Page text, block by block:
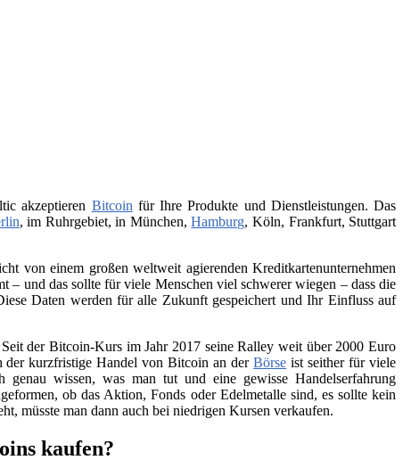
akzeptieren Bitcoin für Ihre Produkte und Dienstleistungen. Das
, im Ruhrgebiet, in München,Hamburg, Köln, Frankfurt, Stuttgart
von einem großen weltweit agierenden Kreditkartenunternehmen
– und das sollte für viele Menschen viel schwerer wiegen – dass die
Daten werden für alle Zukunft gespeichert und Ihr Einfluss auf
der Bitcoin-Kurs im Jahr 2017 seine Ralley weit über 2000 Euro
der kurzfristige Handel von Bitcoin an derBörse ist seither für viele
wissen, was man tut und eine gewisse Handelserfahrung
ob das Aktion, Fonds oder Edelmetalle sind, es sollte kein
müsste man dann auch bei niedrigen Kursen verkaufen.
kaufen?